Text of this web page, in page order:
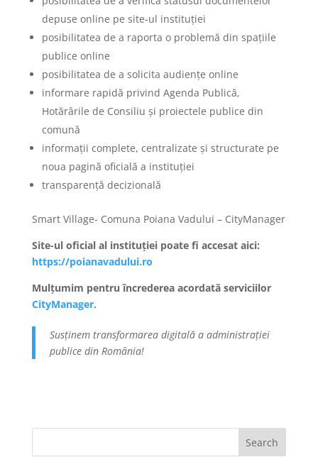
depuse online pe site-ul instituției
posibilitatea de a raporta o problemă din spațiile
publice online
posibilitatea de a solicita audiențe online
informare rapidă privind Agenda Publică,
Hotărârile de Consiliu și proiectele publice din
comună
informații complete, centralizate și structurate pe
noua pagină oficială a instituției
transparență decizională
Smart Village- Comuna Poiana Vadului – CityManager
Site-ul oficial al instituției poate fi accesat aici:
https://poianavadului.ro
Mulțumim pentru încrederea acordată serviciilor
CityManager.
Susținem transformarea digitală a administrației
publice din România!